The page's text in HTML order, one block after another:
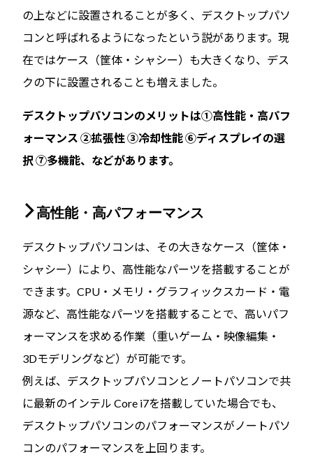
の上などに設置されることが多く、デスクトップパソ
コンと呼ばれるようになったという説があります。現
在ではケース（筐体・シャシー）も大きくなり、デス
クの下に設置されることも増えました。
デスクトップパソコンのメリットは①高性能・高パフ
ォーマンス ②拡張性 ③冷却性能 ⑥ディスプレイの選
択 ⑦多機能、などがあります。
高性能・高パフォーマンス
デスクトップパソコンは、その大きなケース（筐体・
シャシー）により、高性能なパーツを搭載することが
できます。CPU・メモリ・グラフィックスカード・電
源など、高性能なパーツを搭載することで、高いパフ
ォーマンスを求める作業（重いゲーム・映像編集・
3Dモデリングなど）が可能です。
例えば、デスクトップパソコンとノートパソコンで共
に最新のインテル Core i7を搭載していた場合でも、
デスクトップパソコンのパフォーマンスがノートパソ
コンのパフォーマンスを上回ります。